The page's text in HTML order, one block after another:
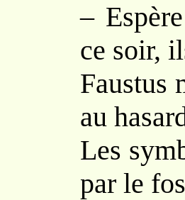
–
ce soir,
Faustus
au
Les
par le